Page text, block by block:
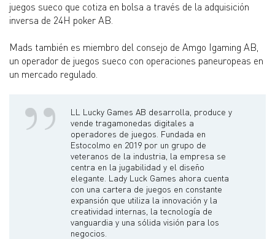
juegos sueco que cotiza en bolsa a través de la adquisición
inversa de 24H poker AB.
Mads también es miembro del consejo de Amgo Igaming AB,
un operador de juegos sueco con operaciones paneuropeas en
un mercado regulado.
LL Lucky Games AB desarrolla, produce y
vende tragamonedas digitales a
operadores de juegos. Fundada en
Estocolmo en 2019 por un grupo de
veteranos de la industria, la empresa se
centra en la jugabilidad y el diseño
elegante. Lady Luck Games ahora cuenta
con una cartera de juegos en constante
expansión que utiliza la innovación y la
creatividad internas, la tecnología de
vanguardia y una sólida visión para los
negocios.